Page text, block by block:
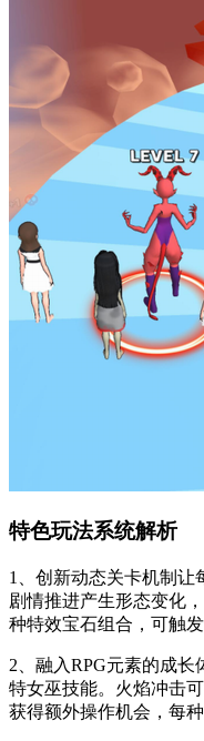
特色玩法系统解析
1、创新动态关卡机制让
剧情推进产生形态变化
种特效宝石组合，可触
2、融入RPG元素的成
特女巫技能。火焰冲击
获得额外操作机会，每